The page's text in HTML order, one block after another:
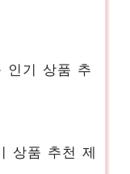
인기 상품 추